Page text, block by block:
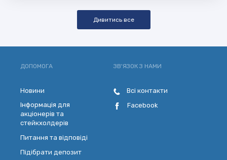
Дивитись все
ДОПОМОГА
Новини
Інформація для
акціонерів та
стейкхолдерів
Питання та відповіді
Підібрати депозит
ЗВ'ЯЗОК З НАМИ
Всі контакти
Facebook